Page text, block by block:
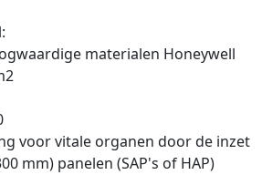
materialen Honeywell
voor vitale organen door de inzet
mm) panelen (SAP's of HAP)